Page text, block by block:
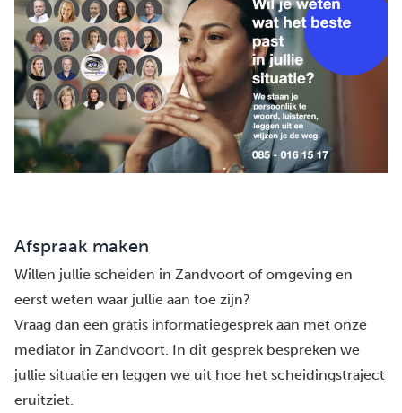
Afspraak maken
Willen jullie scheiden in Zandvoort of omgeving en
eerst weten waar jullie aan toe zijn?
Vraag dan een gratis informatiegesprek aan met onze
mediator in Zandvoort. In dit gesprek bespreken we
jullie situatie en leggen we uit hoe het scheidingstraject
eruitziet.